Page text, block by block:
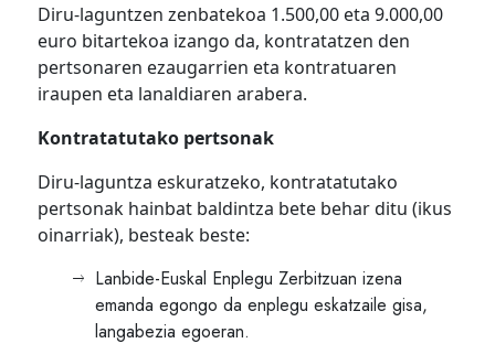
Diru-laguntzen zenbatekoa 1.500,00 eta 9.000,00
euro bitartekoa izango da, kontratatzen den
pertsonaren ezaugarrien eta kontratuaren
iraupen eta lanaldiaren arabera.
Kontratatutako pertsonak
Diru-laguntza eskuratzeko, kontratatutako
pertsonak hainbat baldintza bete behar ditu (ikus
oinarriak), besteak beste:
Lanbide-Euskal Enplegu Zerbitzuan izena
emanda egongo da enplegu eskatzaile gisa,
langabezia egoeran.